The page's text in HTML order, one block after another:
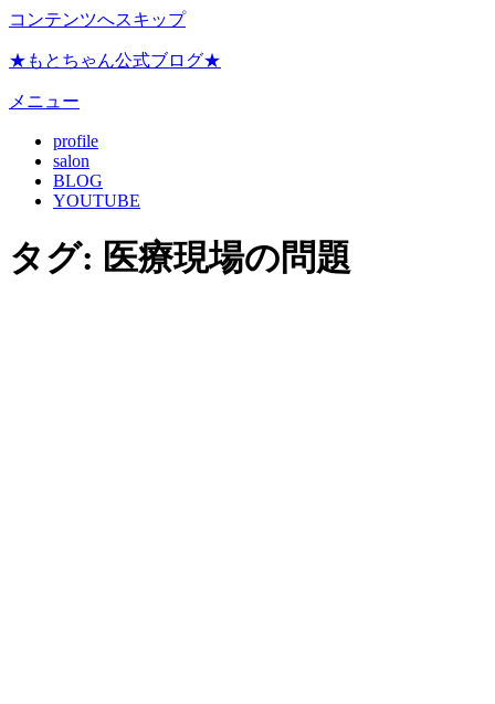
コンテンツへスキップ
★もとちゃん公式ブログ★
メニュー
profile
salon
BLOG
YOUTUBE
タグ: 医療現場の問題